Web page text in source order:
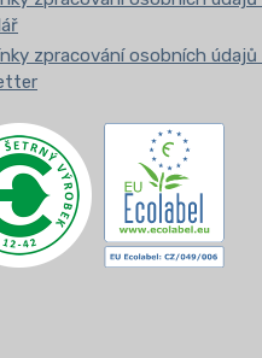
zpracování osobních údajů